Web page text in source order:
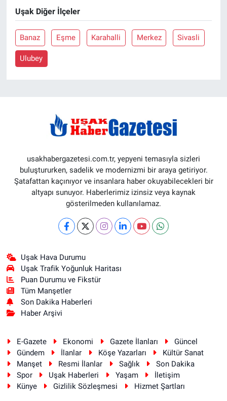
Uşak Diğer İlçeler
Banaz Eşme Karahalli Merkez Sivasli
Ulubey
usakhabergazetesi.com.tr, yepyeni temasıyla sizleri
buluştururken, sadelik ve modernizmi bir araya getiriyor.
Şatafattan kaçınıyor ve insanlara haber okuyabilecekleri bir
altyapı sunuyor. Haberlerimiz izinsiz veya kaynak
gösterilmeden kullanılamaz.
Uşak Hava Durumu
Uşak Trafik Yoğunluk Haritası
Puan Durumu ve Fikstür
Tüm Manşetler
Son Dakika Haberleri
Haber Arşivi
E-Gazete Ekonomi Gazete İlanları
Güncel
Gündem
İlanlar Köşe Yazarları
Kültür Sanat
Manşet
Resmi İlanlar Sağlık
Son Dakika
Spor
Uşak Haberleri Yaşam
İletişim
Künye
Gizlilik Sözleşmesi Hizmet Şartları